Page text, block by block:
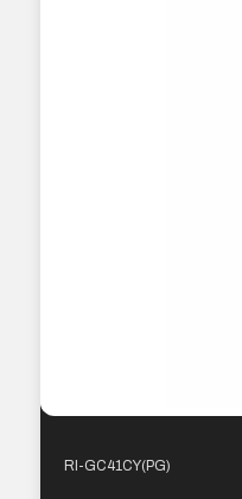
RI-GC41CY(PG)